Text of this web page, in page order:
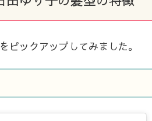
をピックアップしてみました。